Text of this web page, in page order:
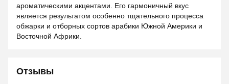
ароматическими акцентами. Его гармоничный вкус
является результатом особенно тщательного процесса
обжарки и отборных сортов арабики Южной Америки и
Восточной Африки.
Отзывы